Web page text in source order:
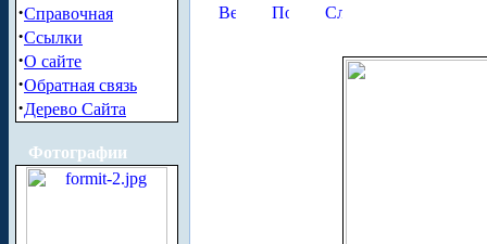
·Справочная
·Ссылки
·О сайте
·Обратная связь
·Дерево Сайта
Фотографии